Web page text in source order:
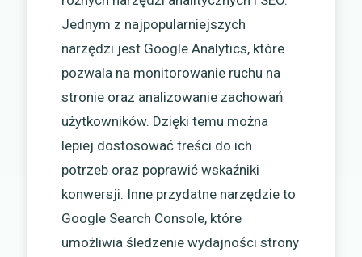
Jednym z najpopularniejszych
narzędzi jest Google Analytics, które
pozwala na monitorowanie ruchu na
stronie oraz analizowanie zachowań
użytkowników. Dzięki temu można
lepiej dostosować treści do ich
potrzeb oraz poprawić wskaźniki
konwersji. Inne przydatne narzędzie to
Google Search Console, które
umożliwia śledzenie wydajności strony